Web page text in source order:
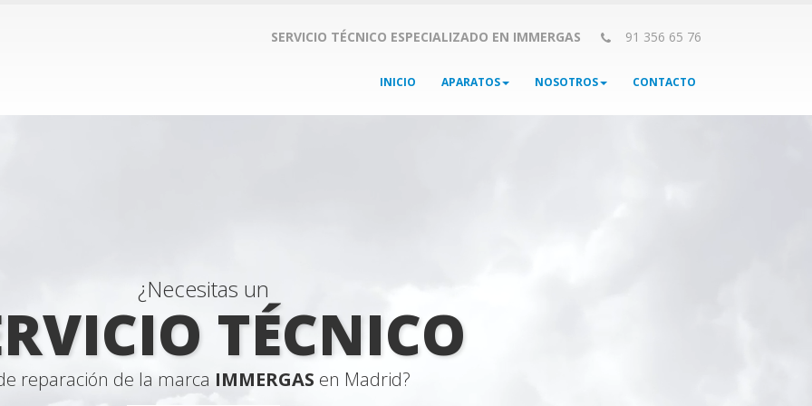
SERVICIO TÉCNICO ESPECIALIZADO EN IMMERGAS 91 356 65 76
INICIO APARATOS NOSOTROS CONTACTO
¿Necesitas un
TÉCNICO
reparación de la marca IMMERGAS en Madrid?